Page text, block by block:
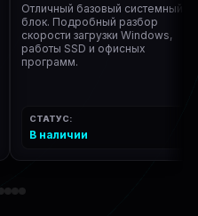
Отличный базовый системный
блок. Подробный разбор
скорости загрузки Windows,
работы SSD и офисных
программ.
СТАТУС:
В наличии